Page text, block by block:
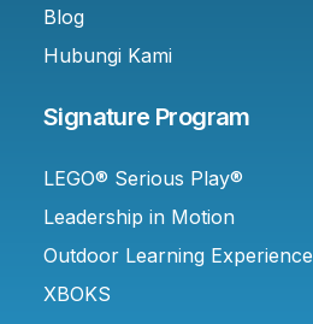
Blog
Hubungi Kami
Signature Program
LEGO® Serious Play®
Leadership in Motion
Outdoor Learning Experience
XBOKS